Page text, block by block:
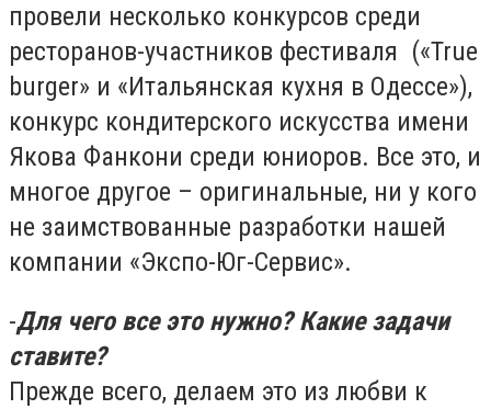
провели несколько конкурсов среди
ресторанов-участников фестиваля («True
burger» и «Итальянская кухня в Одессе»),
конкурс кондитерского искусства имени
Якова Фанкони среди юниоров. Все это, и
многое другое – оригинальные, ни у кого
не заимствованные разработки нашей
компании «Экспо-Юг-Сервис».
-Для чего все это нужно? Какие задачи
ставите?
Прежде всего, делаем это из любви к